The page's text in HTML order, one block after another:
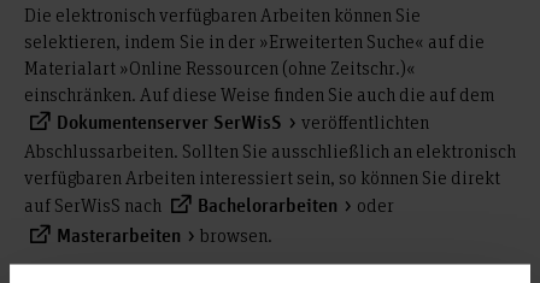
Die elektronisch verfügbaren Arbeiten können Sie
selektieren, indem Sie in der »Erweiterten Suche« auf die
Materialart »Online Ressourcen (ohne Zeitschr.)«
einschränken. Auf diese Weise finden Sie auch die auf dem
Dokumentenserver SerWisS
veröffentlichten
Abschlussarbeiten. Sollten Sie ausschließlich an elektronisch
verfügbaren Arbeiten interessiert sein, so können Sie direkt
auf SerWisS nach
Bachelorarbeiten oder
Masterarbeiten
browsen.